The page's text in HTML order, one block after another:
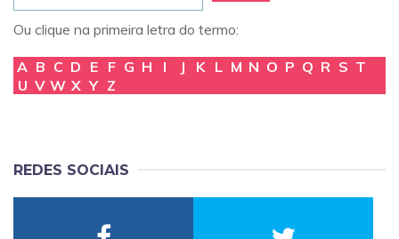
Ou clique na primeira letra do termo:
A B C D E F G H I J K L M N O P Q R S T
U V W X Y Z
REDES SOCIAIS